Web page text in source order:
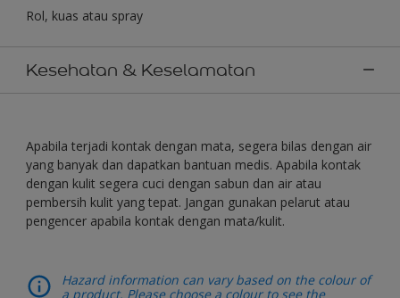
Rol, kuas atau spray
Kesehatan & Keselamatan
Apabila terjadi kontak dengan mata, segera bilas dengan air
yang banyak dan dapatkan bantuan medis. Apabila kontak
dengan kulit segera cuci dengan sabun dan air atau
pembersih kulit yang tepat. Jangan gunakan pelarut atau
pengencer apabila kontak dengan mata/kulit.
Hazard information can vary based on the colour of
a product. Please choose a colour to see the